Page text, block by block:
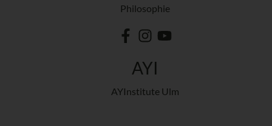
Philosophie
AYI
AYInstitute Ulm